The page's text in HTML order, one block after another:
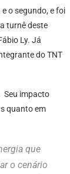
o segundo, e foi
turnê deste
Ly. Já
do TNT
Seu impacto
quanto em
que
o cenário